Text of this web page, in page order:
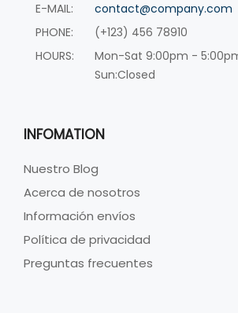
E-MAIL:
contact@company.com
PHONE:
(+123) 456 78910
HOURS:
Mon-Sat 9:00pm -
Sun:Closed
INFOMATION
Nuestro Blog
Acerca de nosotros
Información envíos
Política de privacidad
Preguntas frecuentes